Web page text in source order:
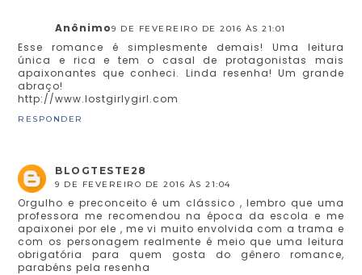
Anônimo9 DE FEVEREIRO DE 2016 ÀS 21:01
Esse romance é simplesmente demais! Uma leitura
única e rica e tem o casal de protagonistas mais
apaixonantes que conheci. Linda resenha! Um grande
abraço!
http://www.lostgirlygirl.com
RESPONDER
BLOGTESTE28
9 DE FEVEREIRO DE 2016 ÀS 21:04
Orgulho e preconceito é um clássico , lembro que uma
professora me recomendou na época da escola e me
apaixonei por ele , me vi muito envolvida com a trama e
com os personagem realmente é meio que uma leitura
obrigatória para quem gosta do gênero romance,
parabéns pela resenha